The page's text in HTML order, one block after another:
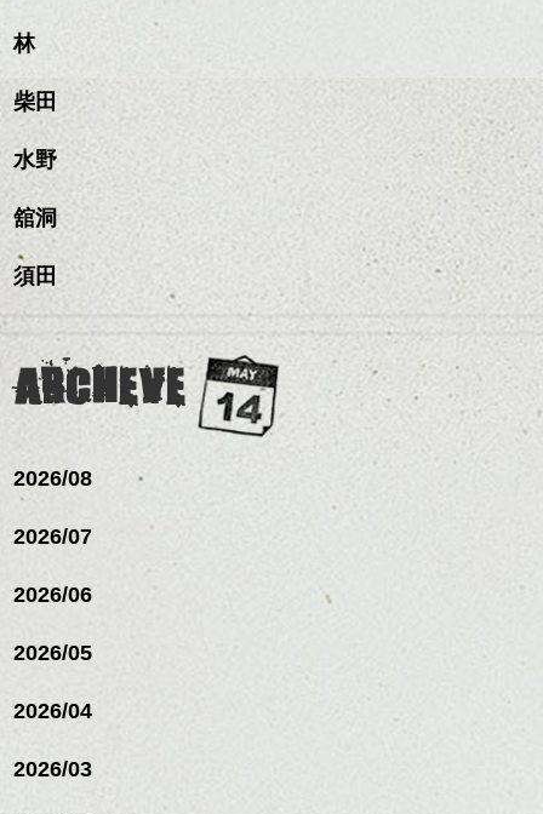
ハンサムショート／ヘッド
スパ／伸びても目立たない
ルカラー/髪質改善/TOKIOト
リートメント/ブリーチ/イン
ハンサムショート／ヘッド
リートメント/ブリーチ/イン
ナーカラー/イルミナカラー/
ミニボブ/抜け感ショート/バ
レイヤージュ/縮毛矯
おすすめです。
いつものスタイリングが
ックスをなじませるだけ
に。
これからのスタイルチェ
ンジの事、髪質に合った
お手入れ方法等、
是非なんでもご相談して
下さいね。
お待ちしております。
是非なんでもご相談して
下さいね。
ハンサムショート／ヘッド
ベージュ系等の肌を綺麗
ーリングをプラスして透
明感を表現すると
更に雰囲気が出やすくな
って毎日のお手入れも簡
さり気ない程度にハイラ
イトをいれるのもおすす
スタイリングも簡単で、
ワックスとオイル、バー
ム等の質感を調整しやす
いものを全体になじませ
ながら
これからのスタイルチェ
ンジの事等
下さい。
シバタ
をドライした後、
ワックスとオイルを混ぜ
ながらもみこみ、なじま
質感をかるくととのえな
がら耳かけアレンジする
のも良い感じです。
これからのスタイルチェ
ンジ、似合うカラーリン
グの事やお手入れ方法な
是非なんでもご相談して
下さいね。
林
柴田
水野
舘洞
須田
ARCHEVE
2026/08
2026/07
2026/06
2026/05
2026/04
2026/03